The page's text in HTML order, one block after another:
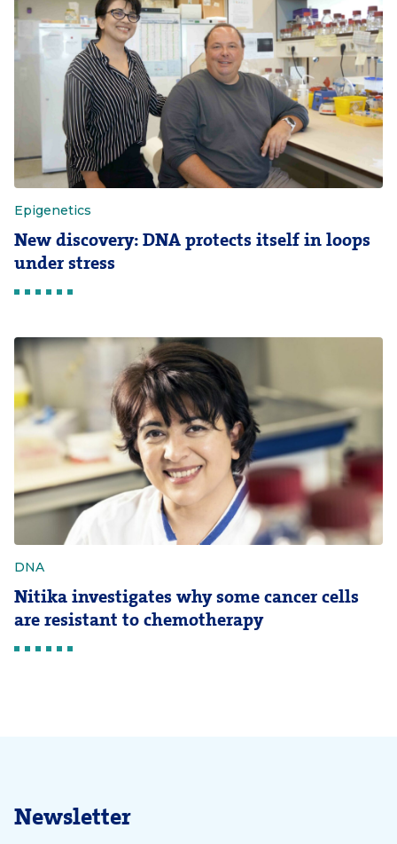
Epigenetics
New discovery: DNA protects itself in loops
under stress
DNA
Nitika investigates why some cancer cells
are resistant to chemotherapy
Newsletter